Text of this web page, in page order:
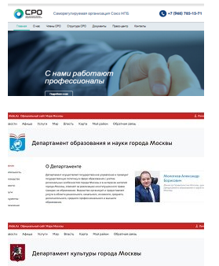
Департамент здравоохранения города
Москвы
Департамент образования города Москвы